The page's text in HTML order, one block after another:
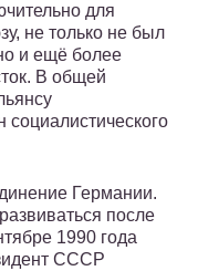
для
не только не был
и ещё более
В общей
Германии.
после
1990 года
СССР